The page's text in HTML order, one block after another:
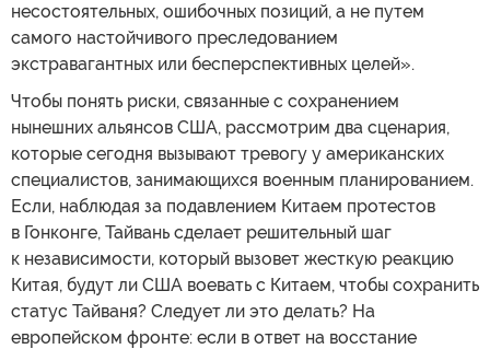
несостоятельных, ошибочных позиций, а не путем
самого настойчивого преследованием
экстравагантных или бесперспективных целей».
Чтобы понять риски, связанные с сохранением
нынешних альянсов США, рассмотрим два сценария,
которые сегодня вызывают тревогу у американских
специалистов, занимающихся военным планированием.
Если, наблюдая за подавлением Китаем протестов
в Гонконге, Тайвань сделает решительный шаг
к независимости, который вызовет жесткую реакцию
Китая, будут ли США воевать с Китаем, чтобы сохранить
статус Тайваня? Следует ли это делать? На
европейском фронте: если в ответ на восстание